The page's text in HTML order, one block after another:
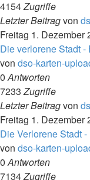
4154Zugriffe
Letzter Beitragvon
Freitag 1. Dezember
Die verlorene Stadt -
von dso-karten-
0Antworten
7233Zugriffe
Letzter Beitragvon
Freitag 1. Dezember
Die Verlorene Stadt
von dso-karten-
0Antworten
7134Zugriffe